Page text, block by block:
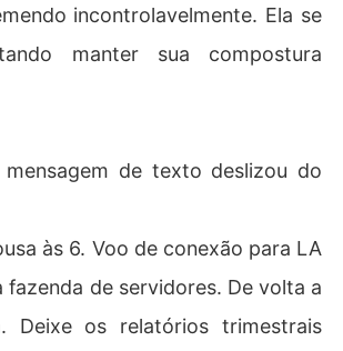
incontrolavelmente. Ela se
manter sua compostura
de texto deslizou do
às 6. Voo de conexão para LA
fazenda de servidores. De volta a
Deixe os relatórios trimestrais